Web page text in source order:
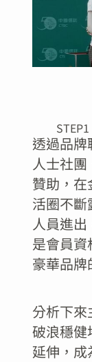
透過品
人士社
贊助，
活圈不
人員進
是會員
豪華品牌
分析下
破浪穩健
延伸，成